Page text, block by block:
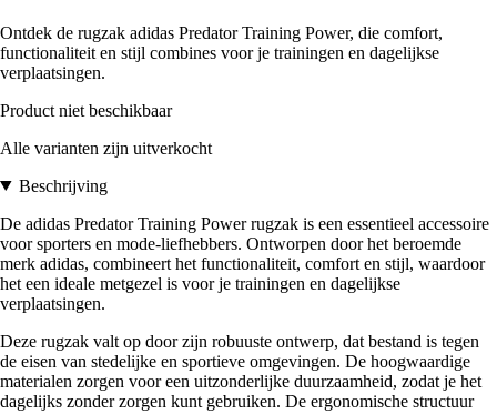
Ontdek de rugzak adidas Predator Training Power, die comfort,
functionaliteit en stijl combines voor je trainingen en dagelijkse
verplaatsingen.
Product niet beschikbaar
Alle varianten zijn uitverkocht
Beschrijving
De adidas Predator Training Power rugzak is een essentieel accessoire
voor sporters en mode-liefhebbers. Ontworpen door het beroemde
merk adidas, combineert het functionaliteit, comfort en stijl, waardoor
het een ideale metgezel is voor je trainingen en dagelijkse
verplaatsingen.
Deze rugzak valt op door zijn robuuste ontwerp, dat bestand is tegen
de eisen van stedelijke en sportieve omgevingen. De hoogwaardige
materialen zorgen voor een uitzonderlijke duurzaamheid, zodat je het
dagelijks zonder zorgen kunt gebruiken. De ergonomische structuur